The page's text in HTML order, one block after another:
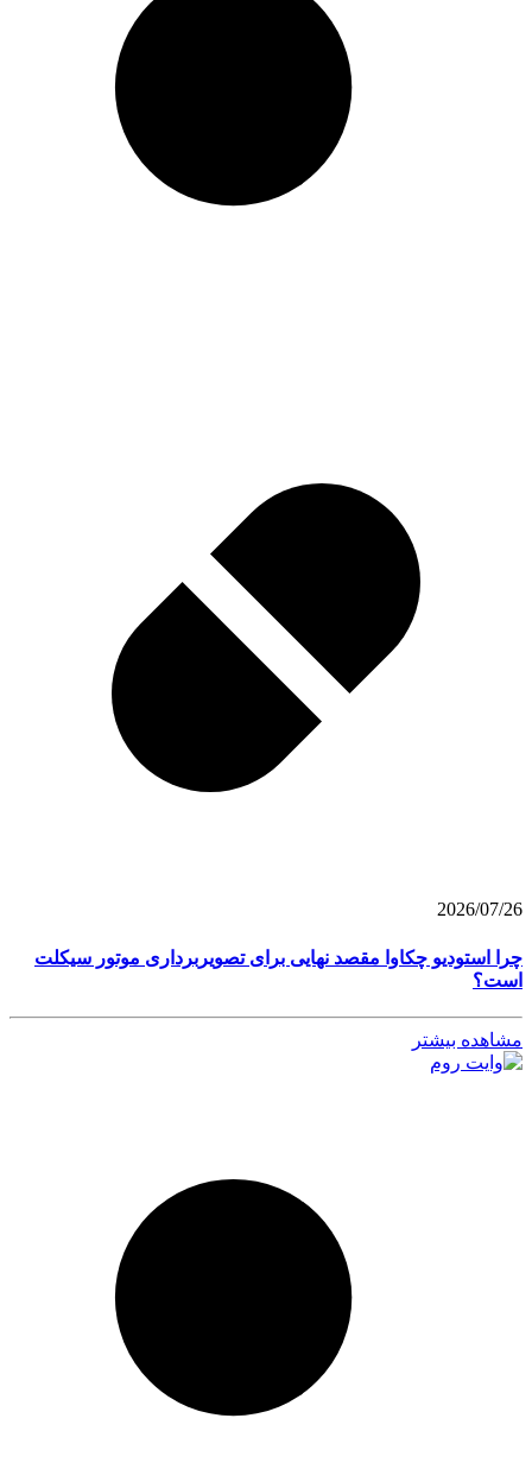
2026/07/26
چرا استودیو چکاوا مقصد نهایی برای تصویربرداری موتور سیکلت
است؟
مشاهده بیشتر